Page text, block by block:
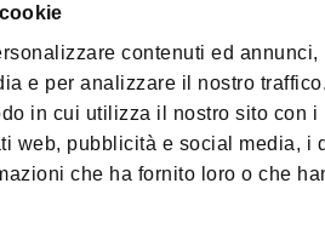
contenuti ed annunci,
e per analizzare il nostro
in cui utilizza il nostro sito con i
web, pubblicità e social media, i
che ha fornito loro o che
accessibile
Press
Bologna